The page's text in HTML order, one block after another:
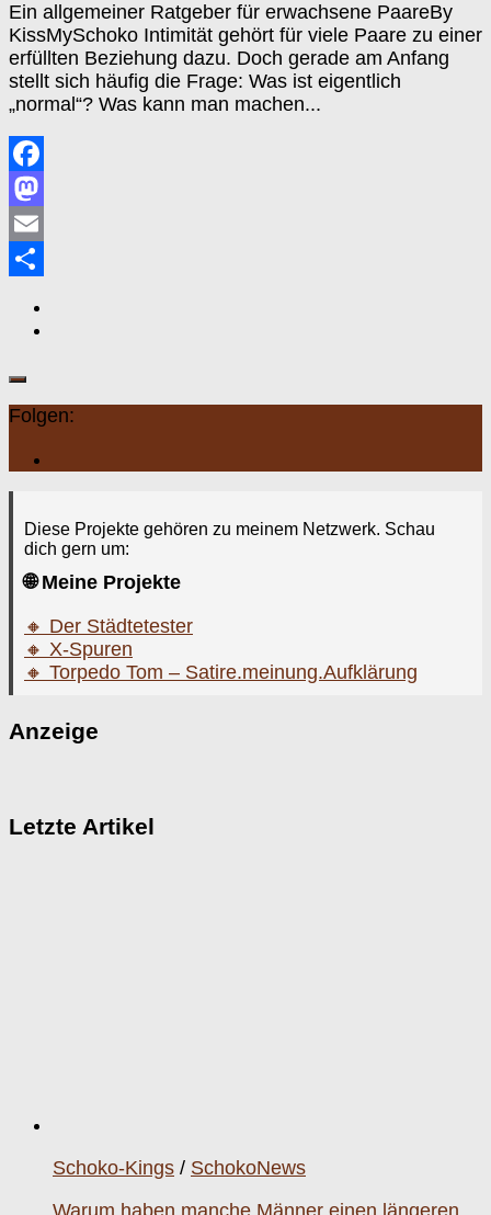
Ein allgemeiner Ratgeber für erwachsene PaareBy
KissMySchoko Intimität gehört für viele Paare zu einer
erfüllten Beziehung dazu. Doch gerade am Anfang
stellt sich häufig die Frage: Was ist eigentlich
„normal“? Was kann man machen...
Facebook
Mastodon
Email
Folgen:
Diese Projekte gehören zu meinem Netzwerk. Schau
dich gern um:
🌐 Meine Projekte
🔸 Der Städtetester
🔸 X-Spuren
🔸 Torpedo Tom – Satire.meinung.Aufklärung
Anzeige
Letzte Artikel
Schoko-Kings / SchokoNews